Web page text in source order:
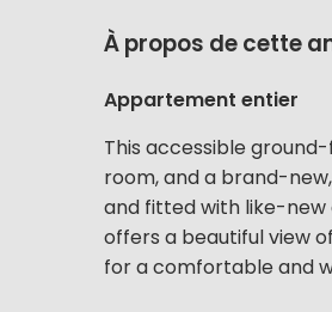
À propos de cette
Appartement entier
This accessible
room, and a brand-
and fitted with like-new
offers a beautiful view
for a comfortable and